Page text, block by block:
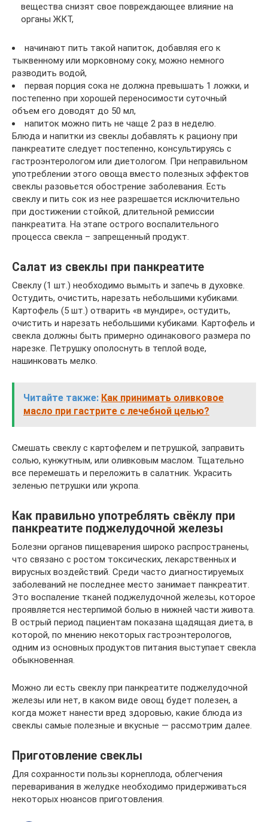
вещества снизят свое повреждающее влияние на
органы ЖКТ,
начинают пить такой напиток, добавляя его к
тыквенному или морковному соку, можно немного
разводить водой,
первая порция сока не должна превышать 1 ложки, и
постепенно при хорошей переносимости суточный
объем его доводят до 50 мл,
напиток можно пить не чаще 2 раз в неделю.
Блюда и напитки из свеклы добавлять к рациону при
панкреатите следует постепенно, консультируясь с
гастроэнтерологом или диетологом. При неправильном
употреблении этого овоща вместо полезных эффектов
свеклы разовьется обострение заболевания. Есть
свеклу и пить сок из нее разрешается исключительно
при достижении стойкой, длительной ремиссии
панкреатита. На этапе острого воспалительного
процесса свекла – запрещенный продукт.
Салат из свеклы при панкреатите
Свеклу (1 шт.) необходимо вымыть и запечь в духовке.
Остудить, очистить, нарезать небольшими кубиками.
Картофель (5 шт.) отварить «в мундире», остудить,
очистить и нарезать небольшими кубиками. Картофель и
свекла должны быть примерно одинакового размера по
нарезке. Петрушку ополоснуть в теплой воде,
нашинковать мелко.
Читайте также: Как принимать оливковое
масло при гастрите с лечебной целью?
Смешать свеклу с картофелем и петрушкой, заправить
солью, кунжутным, или оливковым маслом. Тщательно
все перемешать и переложить в салатник. Украсить
зеленью петрушки или укропа.
Как правильно употреблять свёклу при
панкреатите поджелудочной железы
Болезни органов пищеварения широко распространены,
что связано с ростом токсических, лекарственных и
вирусных воздействий. Среди часто диагностируемых
заболеваний не последнее место занимает панкреатит.
Это воспаление тканей поджелудочной железы, которое
проявляется нестерпимой болью в нижней части живота.
В острый период пациентам показана щадящая диета, в
которой, по мнению некоторых гастроэнтерологов,
одним из основных продуктов питания выступает свекла
обыкновенная.
Можно ли есть свеклу при панкреатите поджелудочной
железы или нет, в каком виде овощ будет полезен, а
когда может нанести вред здоровью, какие блюда из
свеклы самые полезные и вкусные — рассмотрим далее.
Приготовление свеклы
Для сохранности пользы корнеплода, облегчения
переваривания в желудке необходимо придерживаться
некоторых нюансов приготовления.